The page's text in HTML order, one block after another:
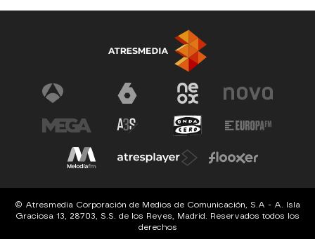
© Atresmedia Corporación de Medios de Comunicación, S.A - A. Isla
Graciosa 13, 28703, S.S. de los Reyes, Madrid. Reservados todos los
derechos